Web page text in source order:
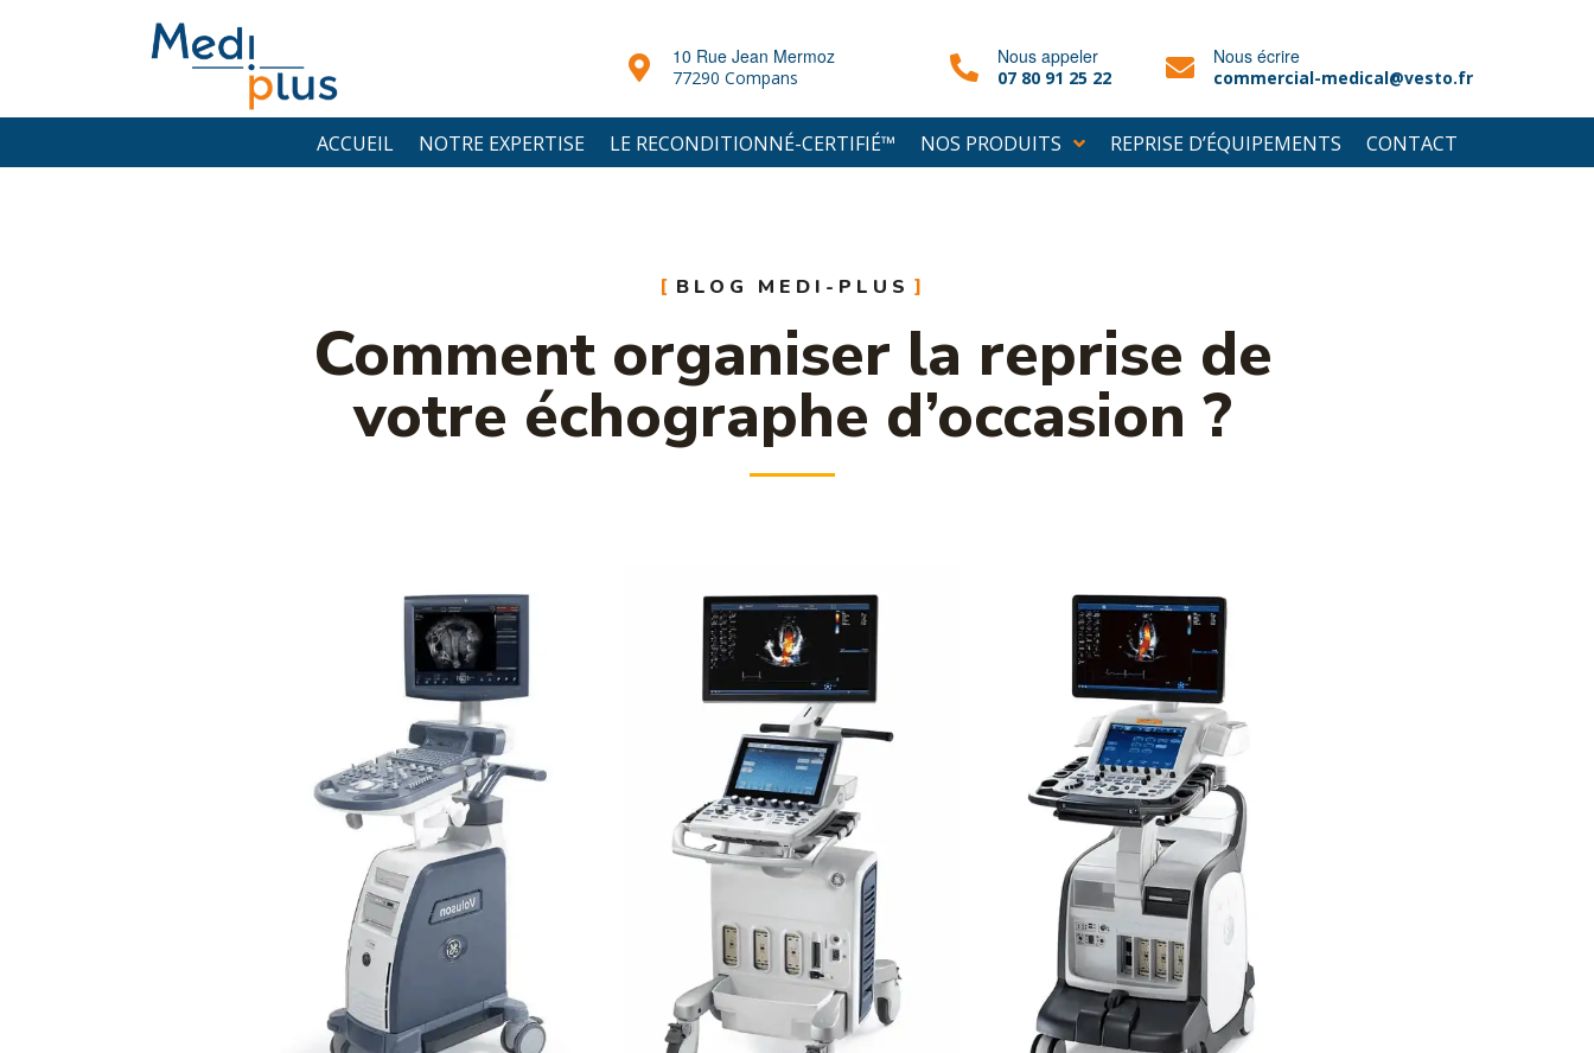
10 Rue Jean Mermoz
77290 Compans
Nous appeler
07 80 91 25 22
Nous écrire
commercial-medical@vesto.fr
ACCUEIL NOTRE EXPERTISE LE RECONDITIONNÉ-CERTIFIÉ™ NOS PRODUITS REPRISE D’ÉQUIPEMENTS CONTACT
BLOG MEDI-PLUS
Comment organiser la reprise de
votre échographe d’occasion ?